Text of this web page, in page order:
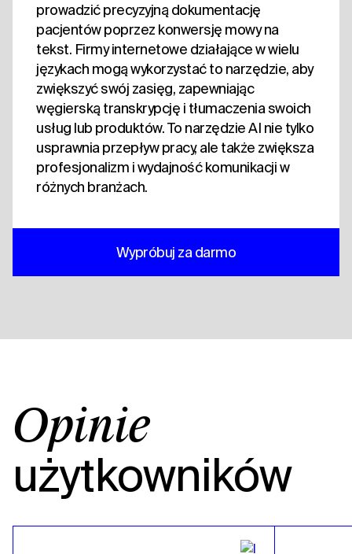
prowadzić precyzyjną dokumentację
pacjentów poprzez konwersję mowy na
tekst. Firmy internetowe działające w wielu
językach mogą wykorzystać to narzędzie, aby
zwiększyć swój zasięg, zapewniając
węgierską transkrypcję i tłumaczenia swoich
usług lub produktów. To narzędzie AI nie tylko
usprawnia przepływ pracy, ale także zwiększa
profesjonalizm i wydajność komunikacji w
różnych branżach.
Wypróbuj za darmo
Opinie
użytkowników